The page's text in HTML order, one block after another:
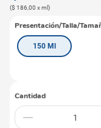
($ 186,00 xml )
Presentación/Talla/
150 Ml
Cantidad